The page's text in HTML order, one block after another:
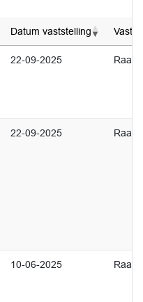
Datum vaststelling
22-09-2025 Raad
22-09-2025 Raad
10-06-2025 Raad